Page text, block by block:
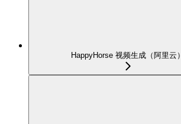
HappyHorse 视频生成（阿里云）